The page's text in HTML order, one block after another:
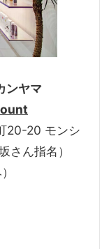
ンヤマ
20-20 モンシ
さん指名）